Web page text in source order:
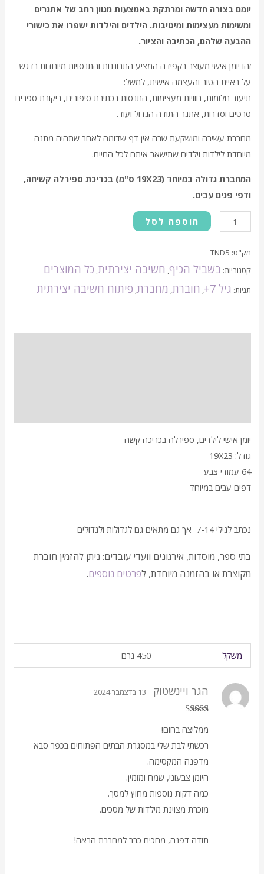
יומם בצורה חדשה ומרתקת באמצעות מגוון רחב של אתגרים
ומשימות מעצימות ומיטיבות. הילדים והילדות ישפרו את כישורי
ההבעה שלהם, הכתיבה והציור.
זהו יומן אישי מעוצב בקפידה המציע התבוננות והתנסויות מיוחדות בדגש
על ראיית הטוב והעצמה אישית, למשל:
תיעוד חלומות, חוויות מעצימות, התנסות בכתיבת סיפורים, ביקורת ספרים
סרטים וסדרות, אתגר התודה הגדול ועוד.
מחברת עשירה ומושקעת שבה אין דף שדומה לאחר שתהיה מתנה
מיוחדת לילדות וילדים שתישאר איתם לכל החיים.
המחברת גדולה במיוחד (19X23 ס"מ) בכריכת ספירלה קשיחה,
ודפי פנים עבים.
הוספה לסל
מק"ט: TND5
קטגוריות: בשביל הכיף, חשיבה יצירתית, כל המוצרים
תגיות: גיל 7+ , חוברת, מחברת, פיתוח חשיבה יצירתית
יומן אישי לילדים, ספירלה בכריכה קשה
גודל: 19X23
64 עמודי צבע
דפים עבים במיוחד
נכתב לגילי 7-14 אך גם מתאים גם לגדולות ולגדולים
בתי ספר, מוסדות, אירגונים וועדי עובדים: ניתן להזמין חוברת
מקוצרת או בהזמנה מיוחדת, לפרטים נוספים.
משקל 450 גרם
5
הגר ויינשטוק 13 בדצמבר 2024
ממליצה בחום!
רכשתי לבת שלי במסגרת הבתים הפתוחים בכפר סבא
מדפנה המקסימה.
היומן צבעוני, שמח ומזמין.
כמה דקות נוספות מחוץ למסך.
מזכרת מצוינת מילדות של מסכים.
תודה דפנה, מחכים כבר למחברת הבאה!